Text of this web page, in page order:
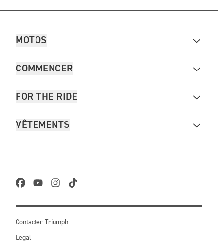
MOTOS
COMMENCER
FOR THE RIDE
VÊTEMENTS
Contacter Triumph
Legal